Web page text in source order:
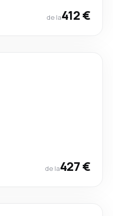
de la412 €
de la427 €